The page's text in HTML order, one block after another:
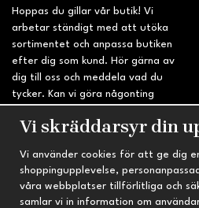
Hoppas du gillar vår butik! Vi
arbetar ständigt med att utöka
sortimentet och anpassa butiken
efter dig som kund. Hör gärna av
dig till oss och meddela vad du
tycker. Kan vi göra någonting
sidan?
INFORMATION
Om oss
TRYGG
Fri frakt vid köp
Vi skräddarsyr din
Vi använder cookies för att ge dig
shoppingupplevelse,
våra webbplatser tillförlitliga och
samlar vi in information om